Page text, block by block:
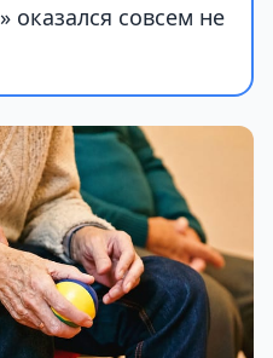
оказался совсем не